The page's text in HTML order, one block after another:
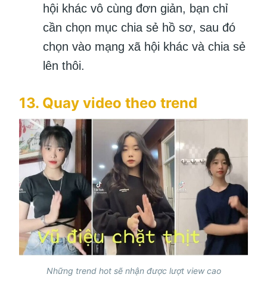
hội khác vô cùng đơn giản, bạn chỉ
cần chọn mục chia sẻ hồ sơ, sau đó
chọn vào mạng xã hội khác và chia sẻ
lên thôi.
13. Quay video theo trend
Những trend hot sẽ nhận được lượt view cao